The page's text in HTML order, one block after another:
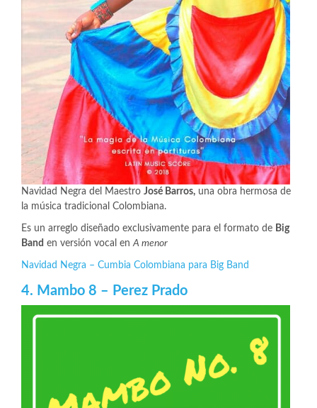
Navidad Negra del Maestro José Barros, una obra hermosa de
la música tradicional Colombiana.
Es un arreglo diseñado exclusivamente para el formato de Big
Band en versión vocal enA menor
Navidad Negra – Cumbia Colombiana para Big Band
4. Mambo 8 – Perez Prado